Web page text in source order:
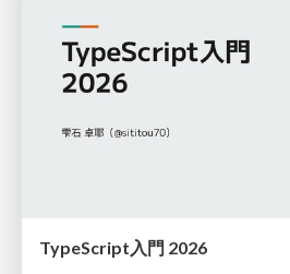
TypeScript入門 2026